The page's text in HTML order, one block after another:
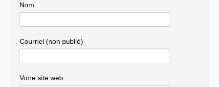
Nom
Courriel (non publié)
Votre site web